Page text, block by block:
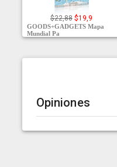
$22,88 $19,9
GOODS+GADGETS Mapa
Mundial Pa
Opiniones